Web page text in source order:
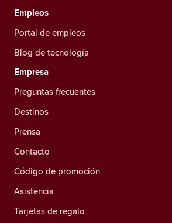
Empleos
Portal de empleos
Blog de tecnología
Empresa
Preguntas frecuentes
Destinos
Prensa
Contacto
Código de promoción
Asistencia
Tarjetas de regalo